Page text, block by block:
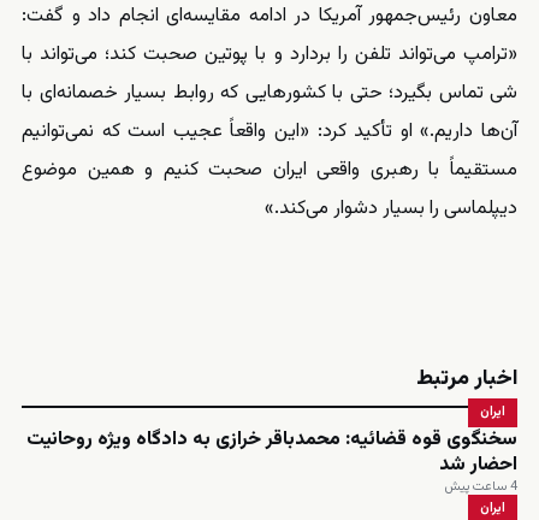
معاون رئیس‌جمهور آمریکا در ادامه مقایسه‌ای انجام داد و گفت:
«ترامپ می‌تواند تلفن را بردارد و با پوتین صحبت کند؛ می‌تواند با
شی تماس بگیرد؛ حتی با کشورهایی که روابط بسیار خصمانه‌ای با
آن‌ها داریم.» او تأکید کرد: «این واقعاً عجیب است که نمی‌توانیم
مستقیماً با رهبری واقعی ایران صحبت کنیم و همین موضوع
دیپلماسی را بسیار دشوار می‌کند.»
اخبار مرتبط
ایران
سخنگوی قوه قضائیه: محمدباقر خرازی به دادگاه ویژه روحانیت
احضار شد
4 ساعت پیش
ایران